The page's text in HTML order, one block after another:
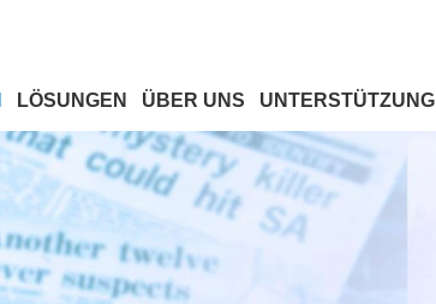
LÖSUNGEN ÜBER UNS UNTERSTÜTZUNG